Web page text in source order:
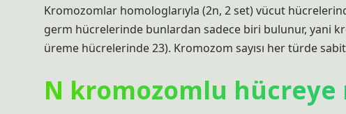
Kromozomlar homologlarıyla (2n, 2 set) vücut
germ hücrelerinde bunlardan sadece biri bulunur, yani
üreme hücrelerinde 23). Kromozom sayısı her türde
N kromozomlu hücreye